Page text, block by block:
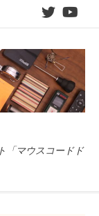
twitter
「マウスコードド